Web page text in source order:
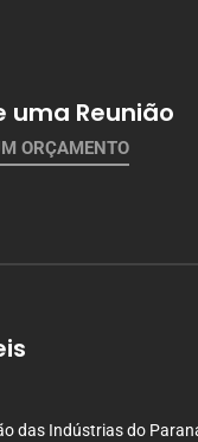
uma Reunião
ORÇAMENTO
das Indústrias do